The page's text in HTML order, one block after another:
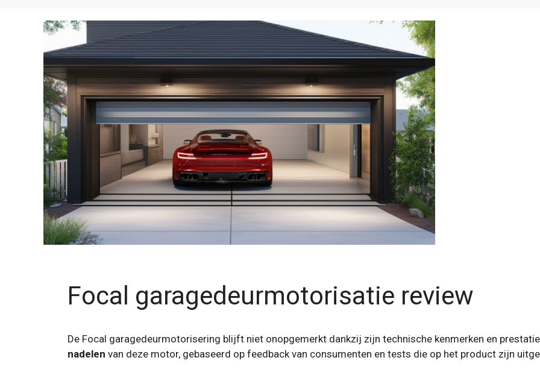
Focal garagedeurmotorisatie review
De Focal garagedeurmotorisering blijft niet onopgemerkt dankzij zijn technische kenmerken en
nadelen van deze motor, gebaseerd op feedback van consumenten en tests die op het product zijn